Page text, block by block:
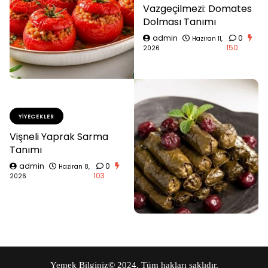
Vazgeçilmezi: Domates
Dolması Tanımı
admin
Haziran 11,
2026
0
150
YIYECEKLER
Vişneli Yaprak Sarma
Tanımı
admin
Haziran 8,
2026
0
103
Yemek Bilginiz© 2024. Tüm hakları saklıdır.